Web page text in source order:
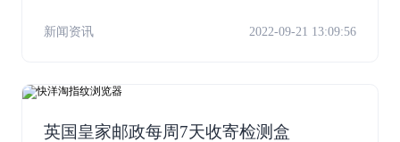
乐领域在中东的业绩非常好，Bigolive，Like
新闻资讯 2022-09-21 13:09:56
英国皇家邮政每周7天收寄检测盒